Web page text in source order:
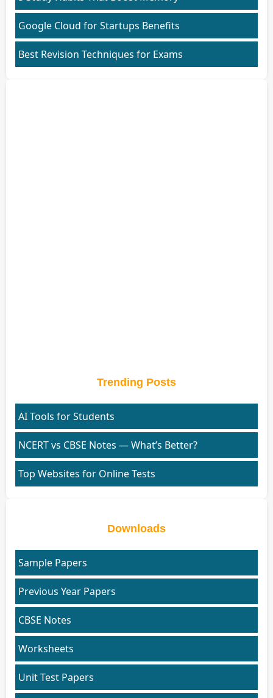
Google Cloud for Startups Benefits
Best Revision Techniques for Exams
Trending Posts
AI Tools for Students
NCERT vs CBSE Notes — What’s Better?
Top Websites for Online Tests
Downloads
Sample Papers
Previous Year Papers
CBSE Notes
Worksheets
Unit Test Papers